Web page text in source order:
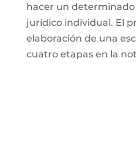
hacer un
jurídico individual. El
elaboración de una
cuatro etapas en la